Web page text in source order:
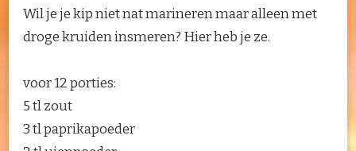
Wil je je kip niet nat marineren maar alleen met
droge kruiden insmeren? Hier heb je ze.
voor 12 porties:
5 tl zout
3 tl paprikapoeder